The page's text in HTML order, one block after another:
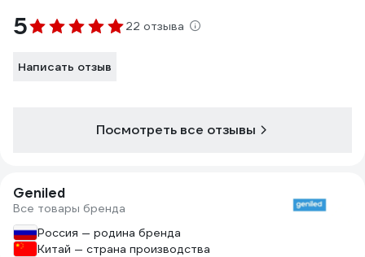
5 22 отзыва
Написать отзыв
Посмотреть все отзывы
Geniled
Все товары бренда
Россия — родина бренда
Китай — страна производства